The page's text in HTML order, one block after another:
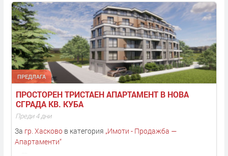
ПРЕДЛАГА
ПРОСТОРЕН ТРИСТАЕН АПАРТАМЕНТ В НОВА
СГРАДА КВ. КУБА
Преди 4 дни
За гр. Хасковов категория „Имоти - Продажба —
Апартаменти“